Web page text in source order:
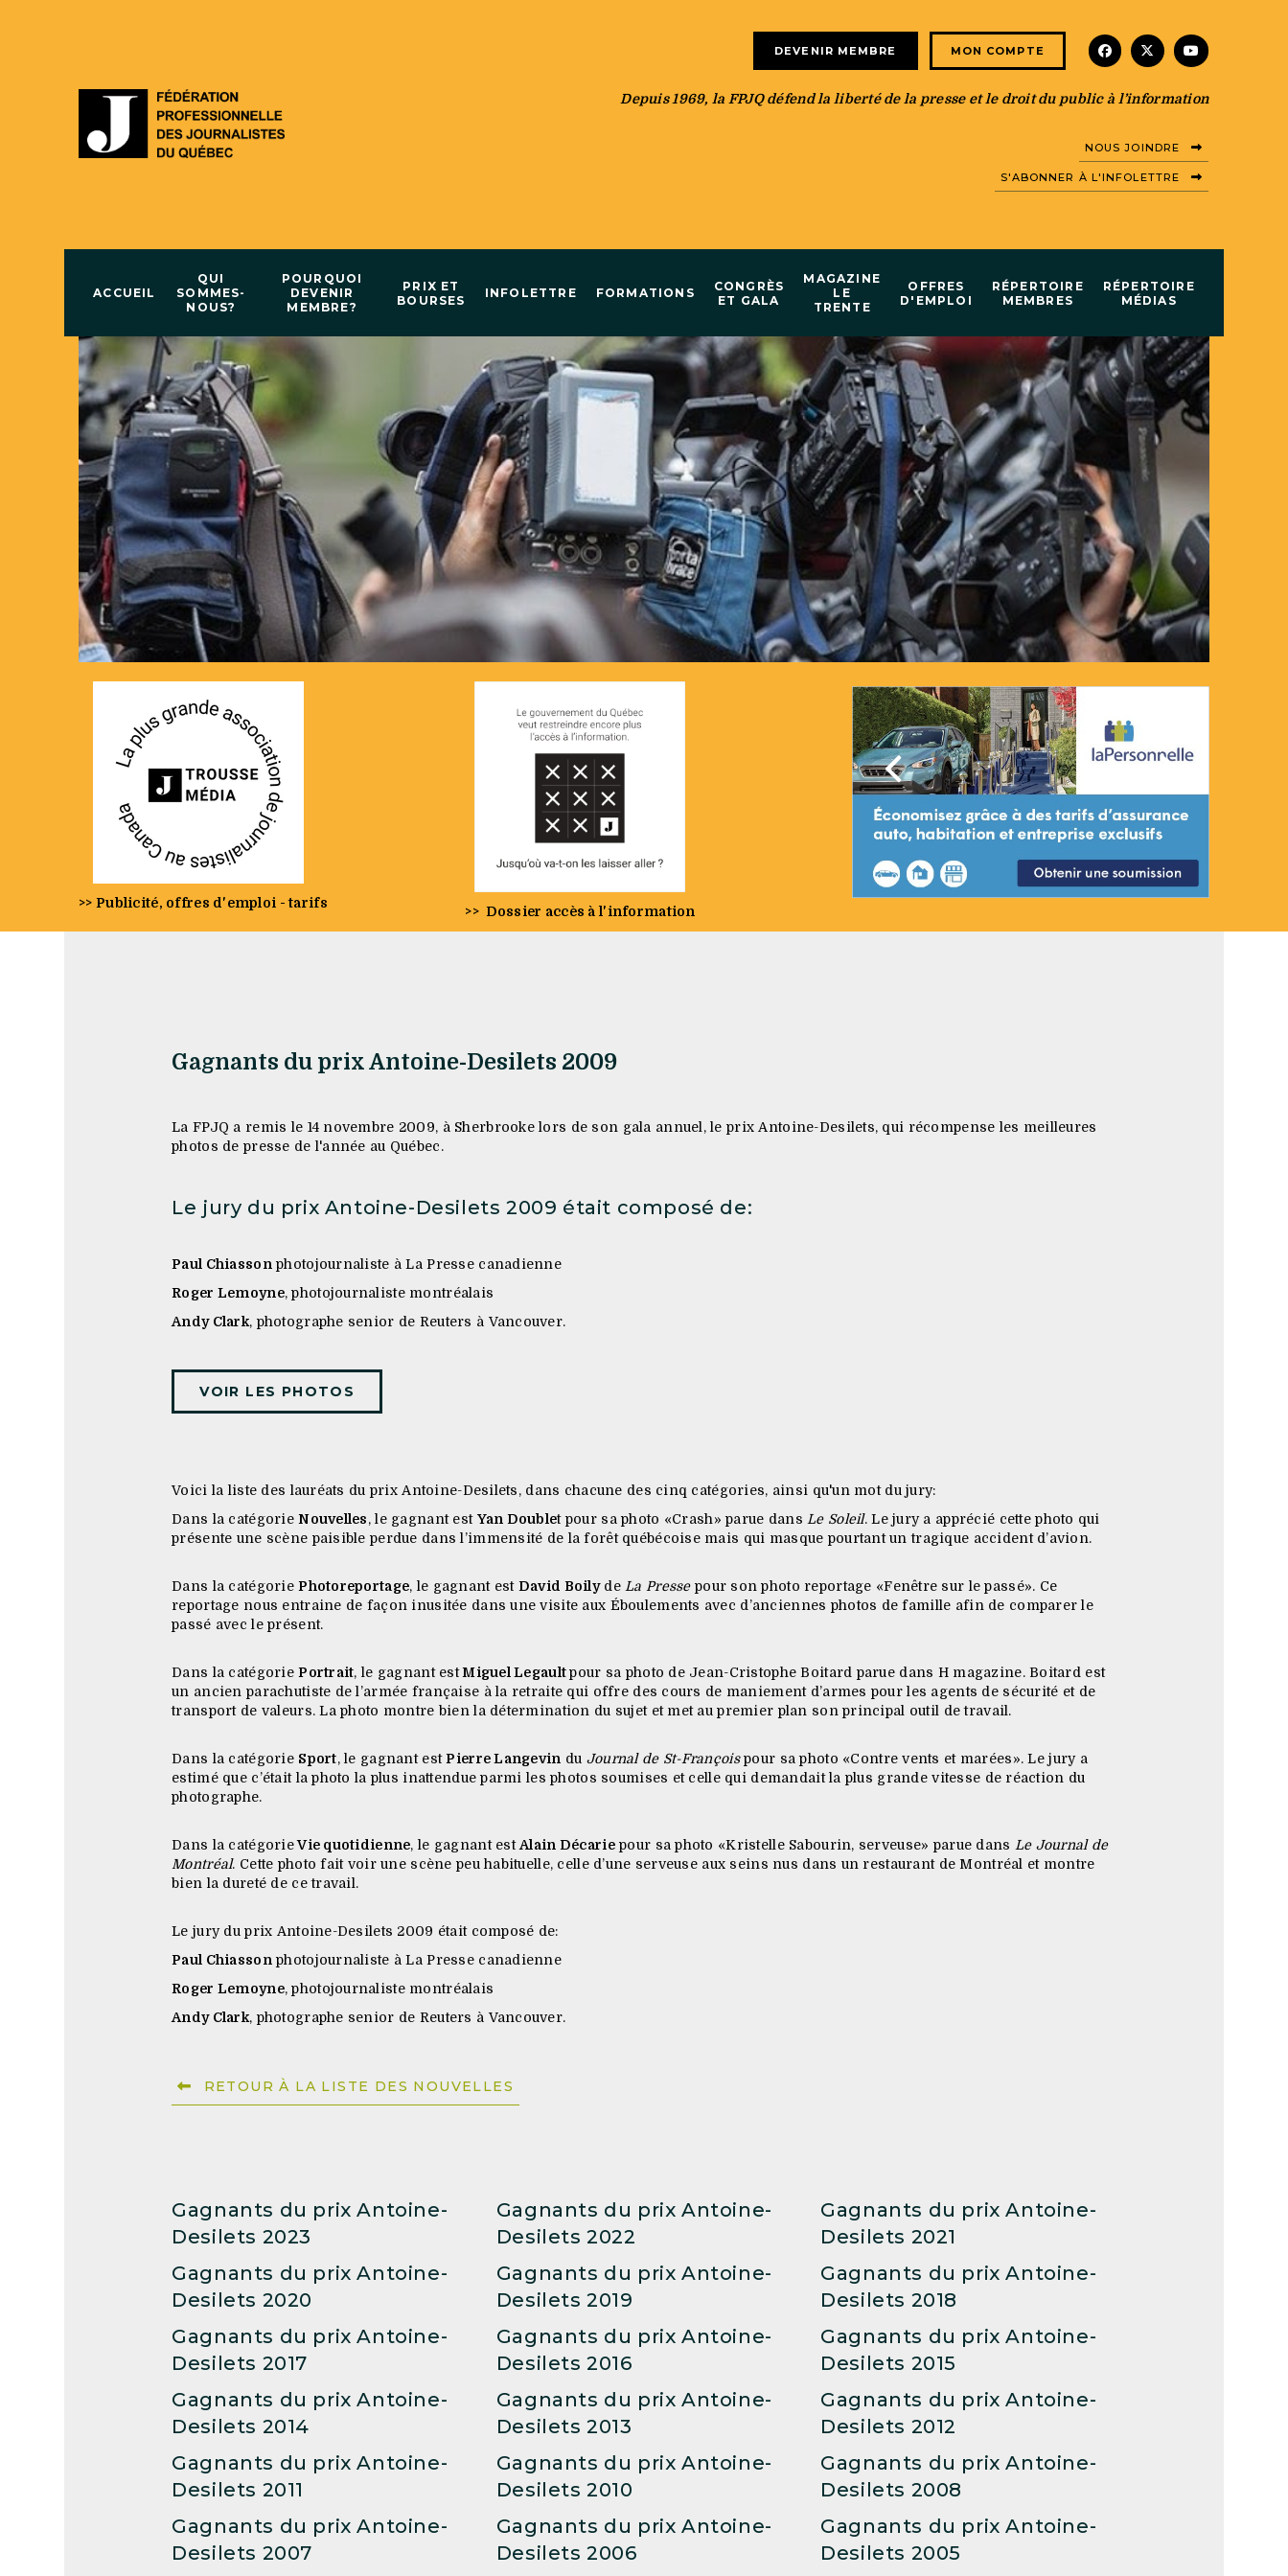
DEVENIR MEMBRE MON COMPTE facebook x-twitter youtube
Depuis 1969, la FPJQ défend la liberté de la presse et le droit du public à l’information
NOUS JOINDRE
S'ABONNER À L'INFOLETTRE
ACCUEIL
QUI
SOMMES-
NOUS?
POURQUOI
DEVENIR
MEMBRE?
PRIX ET
BOURSES
INFOLETTRE FORMATIONS
CONGRÈS
ET GALA
MAGAZINE
LE
TRENTE
OFFRES
D'EMPLOI
RÉPERTOIRE
MEMBRES
RÉPERTOIRE
MÉDIAS
>> Publicité, offres d'emploi - tarifs
>> Dossier accès à l'information
Précédent
Gagnants du prix Antoine-Desilets 2009
La FPJQ a remis le 14 novembre 2009, à Sherbrooke lors de son gala annuel, le prix Antoine-Desilets, qui récompense les meilleures
photos de presse de l'année au Québec.
Le jury du prix Antoine-Desilets 2009 était composé de:
Paul Chiassonphotojournaliste à La Presse canadienne
Roger Lemoyne, photojournaliste montréalais
Andy Clark, photographe senior de Reuters à Vancouver.
VOIR LES PHOTOS
Voici la liste des lauréats du prix Antoine-Desilets, dans chacune des cinq catégories, ainsi qu'un mot du jury:
Dans la catégorieNouvelles, le gagnant est Yan Doublet pour sa photo «Crash» parue dansLe Soleil. Le jury a apprécié cette photo qui
présente une scène paisible perdue dans l’immensité de la forêt québécoise mais qui masque pourtant un tragique accident d’avion.
Dans la catégoriePhotoreportage, le gagnant est David BoilydeLa Pressepour son photo reportage «Fenêtre sur le passé». Ce
reportage nous entraine de façon inusitée dans une visite aux Éboulements avec d’anciennes photos de famille afin de comparer le
passé avec le présent.
Dans la catégoriePortrait, le gagnant estMiguel Legaultpour sa photo de Jean-Cristophe Boitard parue dans H magazine. Boitard est
un ancien parachutiste de l’armée française à la retraite qui offre des cours de maniement d’armes pour les agents de sécurité et de
transport de valeurs. La photo montre bien la détermination du sujet et met au premier plan son principal outil de travail.
Dans la catégorie Sport, le gagnant estPierre Langevin du Journal de St-Françoispour sa photo «Contre vents et marées». Le jury a
estimé que c’était la photo la plus inattendue parmi les photos soumises et celle qui demandait la plus grande vitesse de réaction du
photographe.
Dans la catégorieVie quotidienne, le gagnant estAlain Décariepour sa photo «Kristelle Sabourin, serveuse» parue dans Le Journal de
Montréal. Cette photo fait voir une scène peu habituelle, celle d’une serveuse aux seins nus dans un restaurant de Montréal et montre
bien la dureté de ce travail.
Le jury du prix Antoine-Desilets 2009 était composé de:
Paul Chiassonphotojournaliste à La Presse canadienne
Roger Lemoyne, photojournaliste montréalais
Andy Clark, photographe senior de Reuters à Vancouver.
RETOUR À LA LISTE DES NOUVELLES
Gagnants du prix Antoine-
Desilets 2023
Gagnants du prix Antoine-
Desilets 2022
Gagnants du prix Antoine-
Desilets 2021
Gagnants du prix Antoine-
Desilets 2020
Gagnants du prix Antoine-
Desilets 2019
Gagnants du prix Antoine-
Desilets 2018
Gagnants du prix Antoine-
Desilets 2017
Gagnants du prix Antoine-
Desilets 2016
Gagnants du prix Antoine-
Desilets 2015
Gagnants du prix Antoine-
Desilets 2014
Gagnants du prix Antoine-
Desilets 2013
Gagnants du prix Antoine-
Desilets 2012
Gagnants du prix Antoine-
Desilets 2011
Gagnants du prix Antoine-
Desilets 2010
Gagnants du prix Antoine-
Desilets 2008
Gagnants du prix Antoine-
Desilets 2007
Gagnants du prix Antoine-
Desilets 2006
Gagnants du prix Antoine-
Desilets 2005